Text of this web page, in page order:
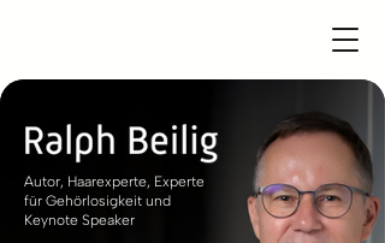
​Autor, Haarexperte, Experte
für Gehörlosigkeit und
Keynote Speaker